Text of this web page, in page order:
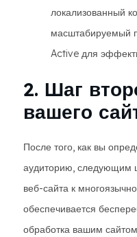
локализованный
масштабируемый
Active для
2. Шаг
вашего
После того, как вы
аудиторию, следующим
веб-сайта к
обеспечивается
обработка вашим